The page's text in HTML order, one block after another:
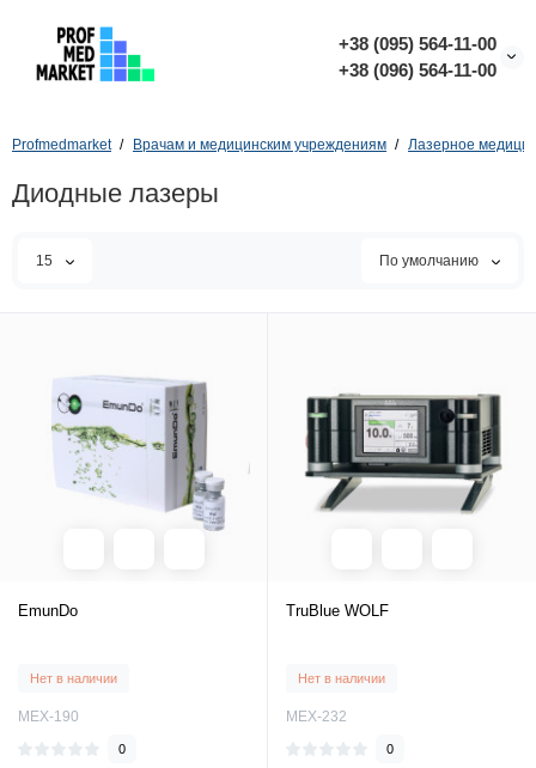
+38 (095) 564-11-00
+38 (096) 564-11-00
Profmedmarket Врачам и медицинским учреждениям Лазерное
Диодные лазеры
15 По умолчанию
EmunDo
Нет в наличии
MEX-190
0
TruBlue WOLF
Нет в наличии
MEX-232
0